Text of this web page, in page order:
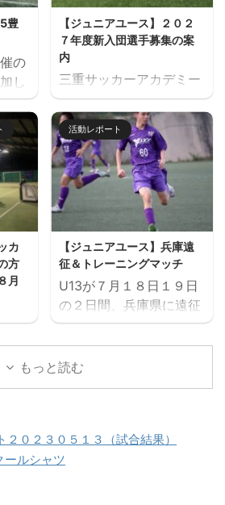
参加チーム サルファス
ORS（静岡）・レイジェ
ンド滋賀（滋賀県）・愛
知FC・FC豊川・緑
FC（愛知県）・ヴィアテ
ソ松阪・三重サッカーア
カデミー（三重）
豊
の
し
サ
川
カデ
重
ル
重
ア
サッ
館
デ
【ジュニアユース】２０２
７年度新入団選手募集の案
内
三重サッカーアカデミー
ジュニアユース（中学生
のチーム）の２０２７年
度の新入団選手対象の体
験練習会を開催します。
ご興味のある方はぜひご
参加ください。体験練習
会を通して進路の選択肢
の一つとしてご検討いた
だければと思います。体
験会のお申込みはページ
下にある申込フォームか
らお願いいたします。 三
ュニアユースでは、選手
の育成を第一とし、次の
年代でさらなる飛躍がで
べき技術や戦術の徹底・
個々がもつストロングポ
カ
方
月
ト
中
ー
軽
加
活動レポート
【ジュニアユース】兵庫遠
征＆トレーニングマッチ
U13が７月１８日１９日
の２日間、兵庫県に遠征
しました。 U14とU15
は、鈴鹿市と奈良県でト
レーニングマッチを行い
グ・CAOS（大阪）・ハ
ジャス（岡山）・FCファ
もっと読む
２０２３０５１３（試合結果）
ールシャツ